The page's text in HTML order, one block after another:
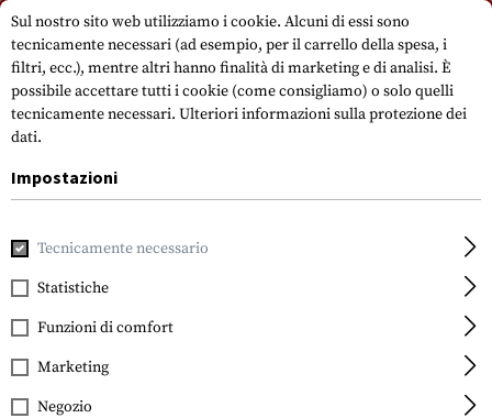
Si prega di notare che i tempi di consegna possono variare a causa di un
giorno festivo su 15.08.2026.
Casa Attrezzatura Tattica
JTG
Great Britain Rubber
Patch
Sul nostro sito web utilizziamo i cookie. Alcuni di essi sono
tecnicamente necessari (ad esempio, per il carrello della spesa, i
filtri, ecc.), mentre altri hanno finalità di marketing e di analisi. È
possibile accettare tutti i cookie (come consigliamo) o solo quelli
tecnicamente necessari. Ulteriori informazioni sulla protezione dei
dati.
Impostazioni
Tecnicamente necessario
Statistiche
Funzioni di comfort
Marketing
Negozio